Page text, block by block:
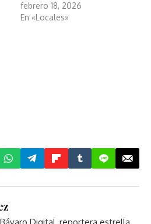
febrero 18, 2026
En «Locales»